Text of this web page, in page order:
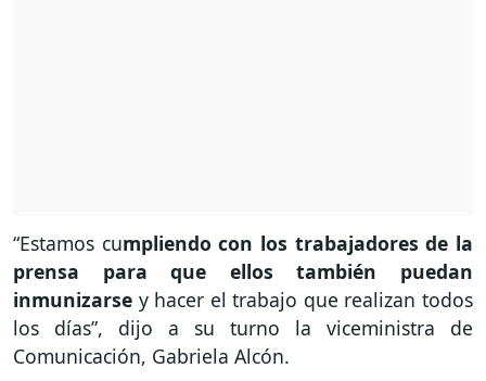
“Estamos cumpliendo con los trabajadores de la
prensa para que ellos también puedan
inmunizarse y hacer el trabajo que realizan todos
los días”, dijo a su turno la viceministra de
Comunicación, Gabriela Alcón.